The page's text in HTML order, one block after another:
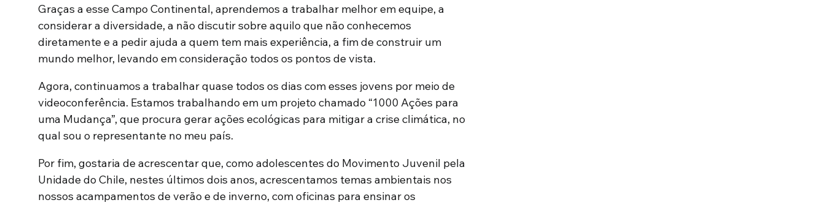
Graças a esse Campo Continental, aprendemos a trabalhar melhor em equipe, a
considerar a diversidade, a não discutir sobre aquilo que não conhecemos
diretamente e a pedir ajuda a quem tem mais experiência, a fim de construir um
mundo melhor, levando em consideração todos os pontos de vista.
Agora, continuamos a trabalhar quase todos os dias com esses jovens por meio de
videoconferência. Estamos trabalhando em um projeto chamado “1000 Ações para
uma Mudança”, que procura gerar ações ecológicas para mitigar a crise climática, no
qual sou o representante no meu país.
Por fim, gostaria de acrescentar que, como adolescentes do Movimento Juvenil pela
Unidade do Chile, nestes últimos dois anos, acrescentamos temas ambientais nos
nossos acampamentos de verão e de inverno, com oficinas para ensinar os